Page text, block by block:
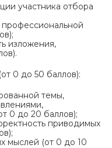
участника отбора
изложения,
(от 0 до 50 баллов):
темы,
0 до 20 баллов);
приводимых
мыслей (от 0 до 10